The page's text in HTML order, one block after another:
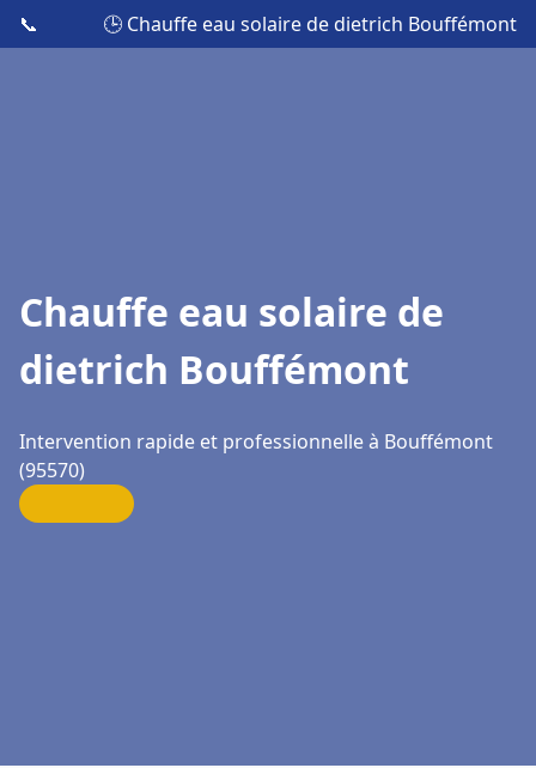
📞 🕒 Chauffe eau solaire de dietrich Bouffémont
Chauffe eau solaire de
dietrich Bouffémont
Intervention rapide et professionnelle à Bouffémont
(95570)